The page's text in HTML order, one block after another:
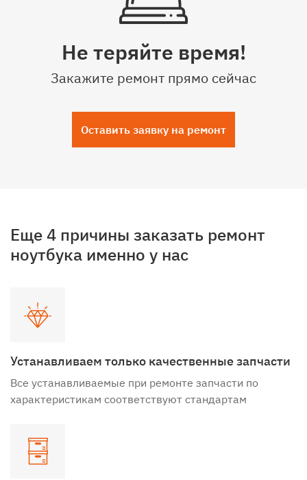
Не теряйте время!
Закажите ремонт прямо сейчас
Оставить заявку на ремонт
Еще 4 причины заказать ремонт
ноутбука именно у нас
Устанавливаем только качественные запчасти
Все устанавливаемые при ремонте запчасти по
характеристикам соответствуют стандартам